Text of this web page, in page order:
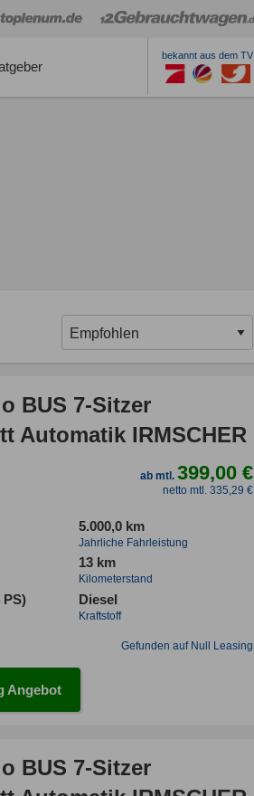
bekannt aus dem TV
BUS 7-Sitzer
Automatik IRMSCHER
ab mtl.399,00 €
netto mtl. 335,29 €
5.000,0 km
Jahrliche Fahrleistung
13 km
Kilometerstand
PS) Diesel
Kraftstoff
Gefunden auf Null Leasing
Angebot
BUS 7-Sitzer